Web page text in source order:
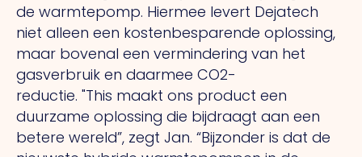
de warmtepomp. Hiermee levert Dejatech
niet alleen een kostenbesparende oplossing,
maar bovenal een vermindering van het
gasverbruik en daarmee CO2-
reductie. "This maakt ons product een
duurzame oplossing die bijdraagt aan een
betere wereld”, zegt Jan. “Bijzonder is dat de